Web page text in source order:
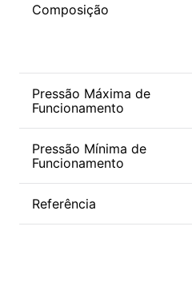
Composição
Pressão Máxima de
Funcionamento
Pressão Mínima de
Funcionamento
Referência